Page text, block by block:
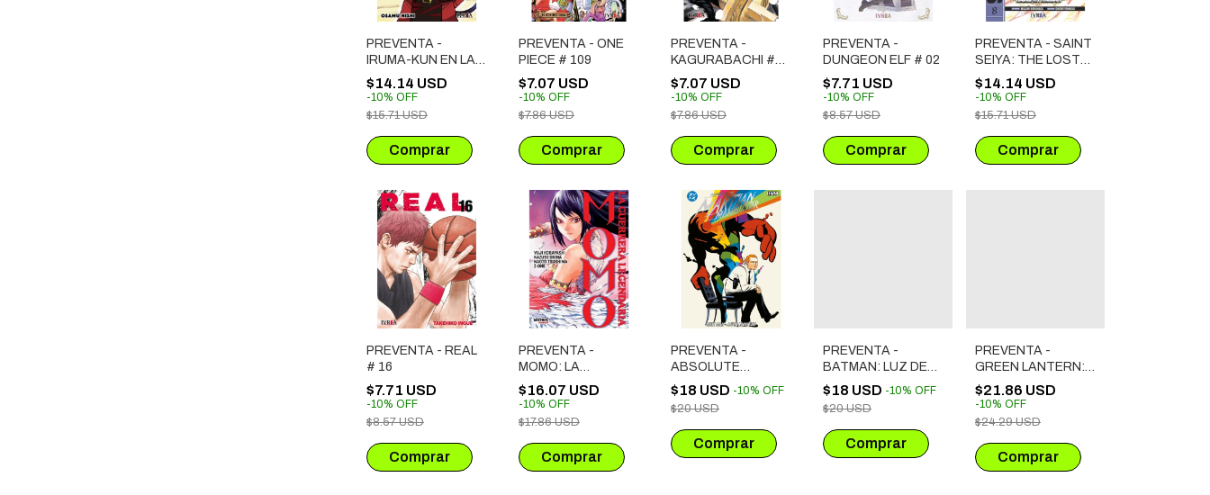
PREVENTA -
IRUMA-KUN EN LA
ESCUELA DE
DEMONIOS # 16
$14.14 USD
-10% OFF
$15.71 USD
PREVENTA - ONE
PIECE # 109
$7.07 USD
-10% OFF
$7.86 USD
PREVENTA -
KAGURABACHI #
09
$7.07 USD
-10% OFF
$7.86 USD
PREVENTA -
DUNGEON ELF # 02
$7.71 USD
-10% OFF
$8.57 USD
PREVENTA - SAINT
SEIYA: THE LOST
CANVAS # 08
$14.14 USD
-10% OFF
$15.71 USD
PREVENTA - REAL
# 16
$7.71 USD
-10% OFF
$8.57 USD
PREVENTA -
MOMO: LA
GUERRERA
LEGENDARIA
$16.07 USD
-10% OFF
$17.86 USD
PREVENTA -
ABSOLUTE
MARTIAN
MANHUNTER # 01
$18 USD -10% OFF
$20 USD
PREVENTA -
BATMAN: LUZ DE
DÍA
$18 USD -10% OFF
$20 USD
PREVENTA -
GREEN LANTERN:
SIN MIEDO
$21.86 USD
-10% OFF
$24.29 USD